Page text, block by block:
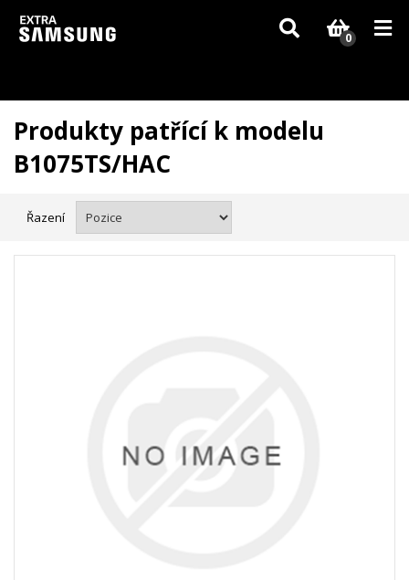
Vzhledem k aktuální situaci se může dodání dílů, které nejsou skladem,
zpozdit. Děkujeme za pochopení.
0
Produkty patřící k modelu
B1075TS/HAC
Řazení